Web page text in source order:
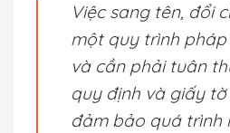
Việc sang tên, đổi
một quy trình
và cần phải tuân
quy định và giấy
đảm bảo quá trình